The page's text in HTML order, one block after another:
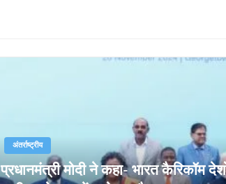
अंतर्राष्ट्रीय
प्रधानमंत्री मोदी ने कहा- भारत कैरिकॉम